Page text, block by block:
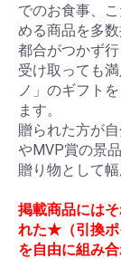
でのお食事、
める商品を多
都合がつかず
受け取っても
ノ」のギフト
ます。
贈られた方が
やMVP賞の景
贈り物として
掲載商品には
れた★（引換ポ
を自由に組み